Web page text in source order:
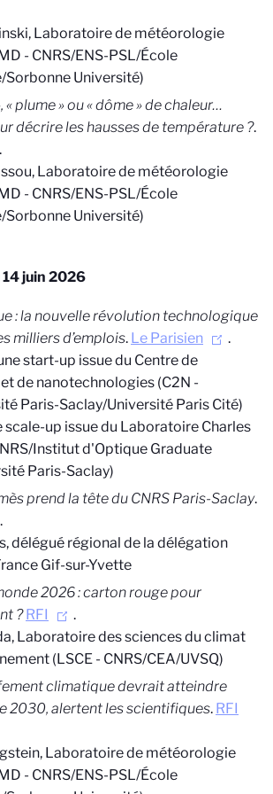
Laboratoire de météorologie
- CNRS/ENS-PSL/École
Université)
« plume » ou « dôme » de chaleur…
décrire les hausses de température ?.
.
Laboratoire de météorologie
- CNRS/ENS-PSL/École
Université)
14 juin 2026
: la nouvelle révolution technologique
milliers d’emplois. Le Parisien
.
start-up issue du Centre de
de nanotechnologies (C2N -
Paris-Saclay/Université Paris Cité)
scale-up issue du Laboratoire Charles
Institut d'Optique Graduate
Paris-Saclay)
prend la tête du CNRS Paris-Saclay.
.
délégué régional de la délégation
Gif-sur-Yvette
2026 : carton rouge pour
? RFI
.
Laboratoire des sciences du climat
(LSCE - CNRS/CEA/UVSQ)
climatique devrait atteindre
2030, alertent les scientifiques. RFI
Laboratoire de météorologie
- CNRS/ENS-PSL/École